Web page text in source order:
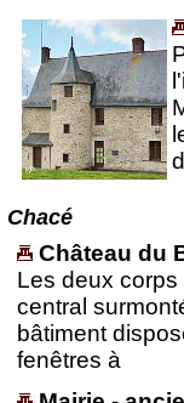
Chacé
Château du
Les deux
central
bâtiment
fenêtres à